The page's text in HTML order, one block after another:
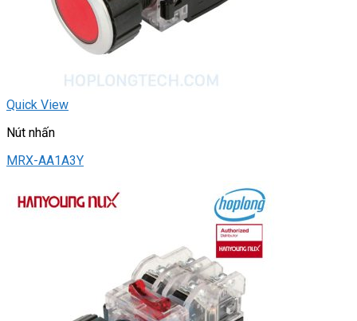
Quick View
Nút nhấn
MRX-AA1A3Y